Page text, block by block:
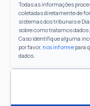
Todas as informações
coletadas diretamente de
sistemas dos tribunais e
sobre como tratamos
Caso identifique alguma
por favor, nos informe para
dados.